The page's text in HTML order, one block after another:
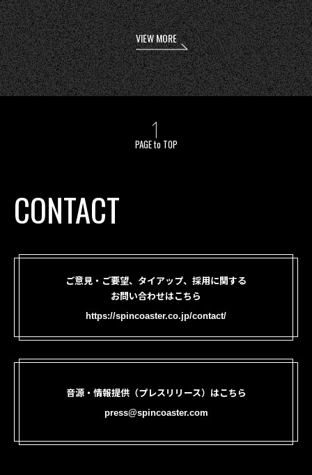
VIEW MORE
PAGE to TOP
CONTACT
ご意見・ご要望、タイアップ、採用に関する
お問い合わせはこちら
https://spincoaster.co.jp/contact/
音源・情報提供（プレスリリース）はこちら
press@spincoaster.com